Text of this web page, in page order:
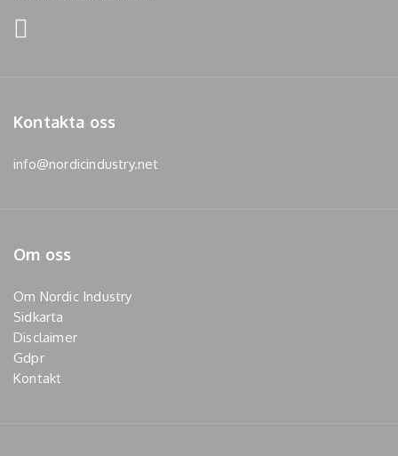
Kontakta oss
info@nordicindustry.net
Om oss
Om Nordic Industry
Sidkarta
Disclaimer
Gdpr
Kontakt